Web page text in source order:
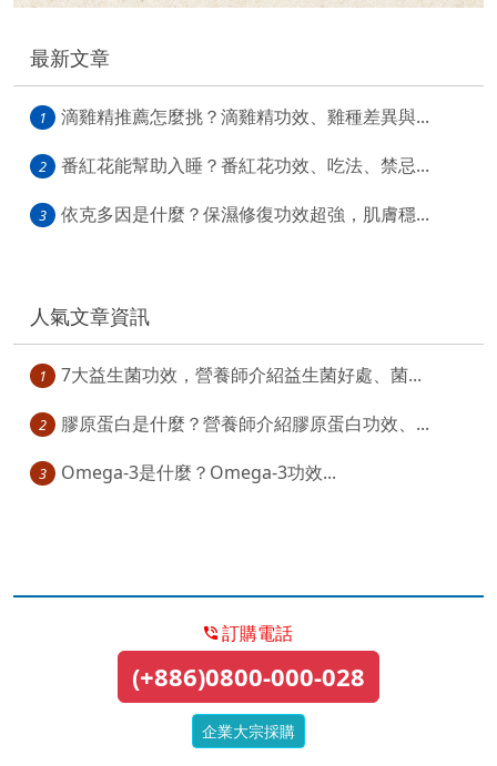
最新文章
1 滴雞精推薦怎麼挑？滴雞精功效、雞種差異與...
2 番紅花能幫助入睡？番紅花功效、吃法、禁忌...
3 依克多因是什麼？保濕修復功效超強，肌膚穩...
人氣文章資訊
1 7大益生菌功效，營養師介紹益生菌好處、菌...
2 膠原蛋白是什麼？營養師介紹膠原蛋白功效、...
3 Omega-3是什麼？Omega-3功效...
訂購電話
(+886)0800-000-028
企業大宗採購